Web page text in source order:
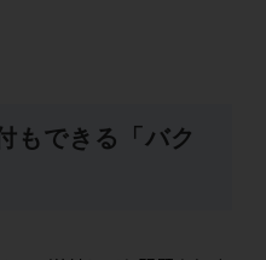
もできる「バク